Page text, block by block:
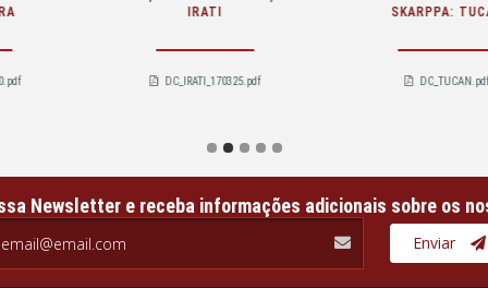
TUCAN
SKARPPA: NIZA O1 FO SR
DC_NIZA_230224.pdf
SKARPPA:
Newsletter e receba informações adicionais sobre os
Enviar